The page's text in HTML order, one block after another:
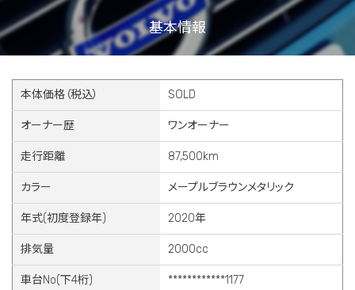
基本情報
本体価格（税込） SOLD
オーナー歴 ワンオーナー
走行距離 87,500km
カラー メープルブラウンメタリック
年式(初度登録年) 2020年
排気量 2000cc
車台No(下4桁) ************1177